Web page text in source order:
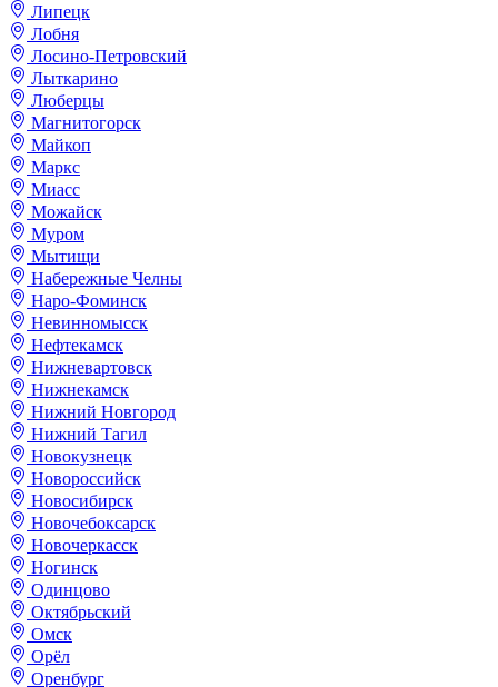
Липецк
Лобня
Лосино-Петровский
Лыткарино
Люберцы
Магнитогорск
Майкоп
Маркс
Миасс
Можайск
Муром
Мытищи
Набережные Челны
Наро-Фоминск
Невинномысск
Нефтекамск
Нижневартовск
Нижнекамск
Нижний Новгород
Нижний Тагил
Новокузнецк
Новороссийск
Новосибирск
Новочебоксарск
Новочеркасск
Ногинск
Одинцово
Октябрьский
Омск
Орёл
Оренбург